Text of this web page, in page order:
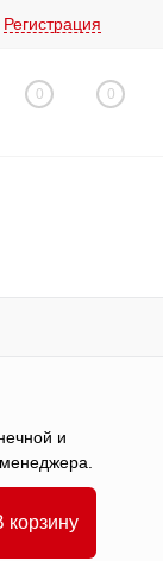
Регистрация
0 0
и
корзину